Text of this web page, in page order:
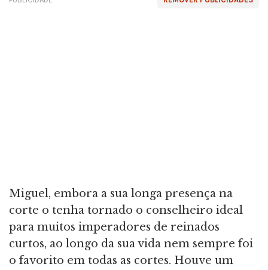
Miguel, embora a sua longa presença na
corte o tenha tornado o conselheiro ideal
para muitos imperadores de reinados
curtos, ao longo da sua vida nem sempre foi
o favorito em todas as cortes. Houve um